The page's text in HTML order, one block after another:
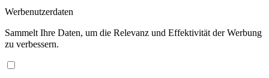
Werbenutzerdaten
Sammelt Ihre Daten, um die Relevanz und Effektivität der Werbung
zu verbessern.